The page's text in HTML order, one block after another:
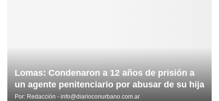
Lomas: Condenaron a 12 años de prisión a
un agente penitenciario por abusar de su hija
Por: Redacción - info@diarioconurbano.com.ar